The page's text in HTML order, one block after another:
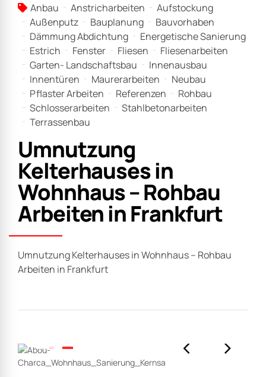
Anbau Anstricharbeiten
Aufstockung
Außenputz
Bauplanung
Bauvorhaben
Dämmung Abdichtung
Energetische Sanierung
Estrich
Fenster Fliesen
Fliesenarbeiten
Garten- Landschaftsbau
Innenausbau
Innentüren
Maurerarbeiten
Neubau
Pflaster Arbeiten
Referenzen
Rohbau
Schlosserarbeiten
Stahlbetonarbeiten
Terrassenbau
Umnutzung
Kelterhauses in
Wohnhaus – Rohbau
Arbeiten in Frankfurt
Umnutzung Kelterhauses in Wohnhaus – Rohbau
Arbeiten in Frankfurt